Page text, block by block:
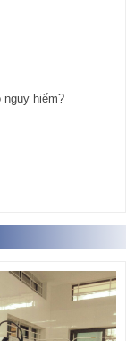
hiểm?